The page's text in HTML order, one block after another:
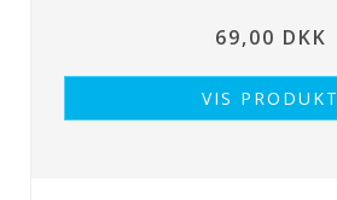
69,00 DKK
VIS PRODUKT